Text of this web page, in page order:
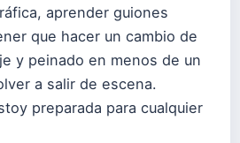
aprender guiones
que hacer un cambio de
y peinado en menos de un
a salir de escena.
preparada para cualquier